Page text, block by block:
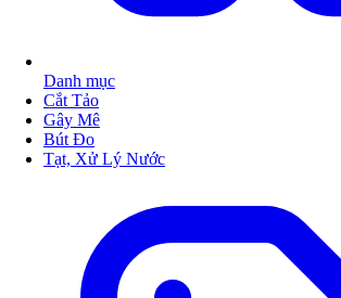
Danh mục
Cắt Tảo
Gây Mê
Bút Đo
Tạt, Xử Lý Nước